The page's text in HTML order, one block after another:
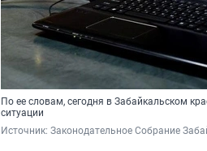
По ее словам, сегодня в Забайкальском
ситуации
Источник: Законодательное Собрание